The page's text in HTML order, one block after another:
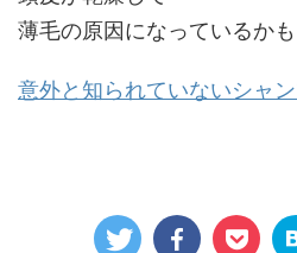
薄毛の原因になっているかも
意外と知られていないシャ